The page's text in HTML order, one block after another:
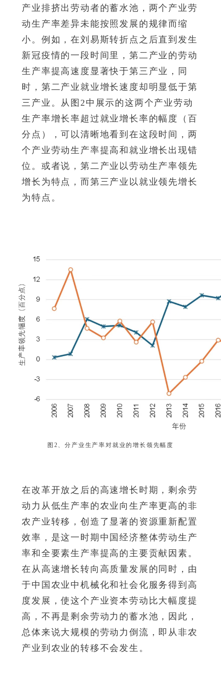
产业排挤出劳动者的蓄水池，两个产业劳
动生产率差异未能按照发展的规律而缩
小。例如，在刘易斯转折点之后直到发生
新冠疫情的一段时间里，第二产业的劳动
生产率提高速度显著快于第三产业，同
时，第二产业就业增长速度却明显低于第
三产业。从图2中展示的这两个产业劳动
生产率增长率超过就业增长率的幅度（百
分点），可以清晰地看到在这段时间，两
个产业劳动生产率提高和就业增长出现错
位。或者说，第二产业以劳动生产率领先
增长为特点，而第三产业以就业领先增长
为特点。
图2、分产业生产率对就业的增长领先幅度
在改革开放之后的高速增长时期，剩余劳
动力从低生产率的农业向生产率更高的非
农产业转移，创造了显著的资源重新配置
效率，是这一时期中国经济整体劳动生产
率和全要素生产率提高的主要贡献因素。
在从高速增长转向高质量发展的同时，由
于中国农业中机械化和社会化服务得到高
度发展，使这个产业资本劳动比大幅度提
高，不再是剩余劳动力的蓄水池，因此，
总体来说大规模的劳动力倒流，即从非农
产业到农业的转移不会发生。